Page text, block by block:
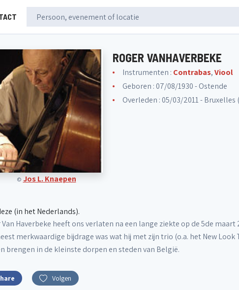
© Jos L. Knaepen
ROGER VANHAVERBEKE
Instrumenten : Contrabas,Viool
Geboren : 07/08/1930 - Ostende
Overleden : 05/03/2011 - Bruxelles
(in het Nederlands).
Van Haverbeke heeft ons verlaten na een lange ziekte op de 5de maart
merkwaardige bijdrage was wat hij met zijn trio (o.a. het New
brengen in de kleinste dorpen en steden van België.
Volgen